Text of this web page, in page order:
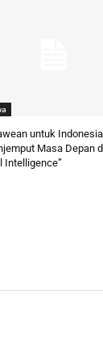
untuk
Masa Depan
Intelligence”